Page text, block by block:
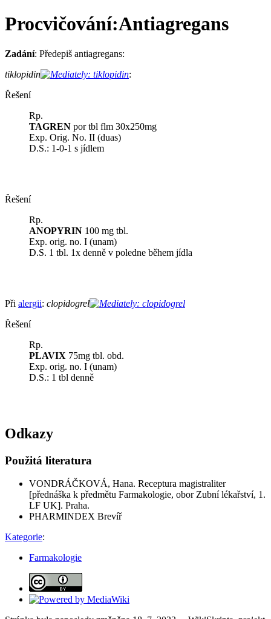
Procvičování:Antiagregans
Zadání: Předepiš antiagregans:
tiklopidin
:
Řešení
Rp.
TAGREN por tbl flm 30x250mg
Exp. Orig. No. II (duas)
D.S.: 1-0-1 s jídlem
Řešení
Rp.
ANOPYRIN 100 mg tbl.
Exp. orig. no. I (unam)
D.S. 1 tbl. 1x denně v poledne během jídla
Při alergii: clopidogrel
Řešení
Rp.
PLAVIX 75mg tbl. obd.
Exp. orig. no. I (unam)
D.S.: 1 tbl denně
Odkazy
Použitá literatura
VONDRÁČKOVÁ, Hana. Receptura magistraliter
[přednáška k předmětu Farmakologie, obor Zubní lékařství, 1.
LF UK]. Praha.
PHARMINDEX Brevíř
Kategorie:
Farmakologie